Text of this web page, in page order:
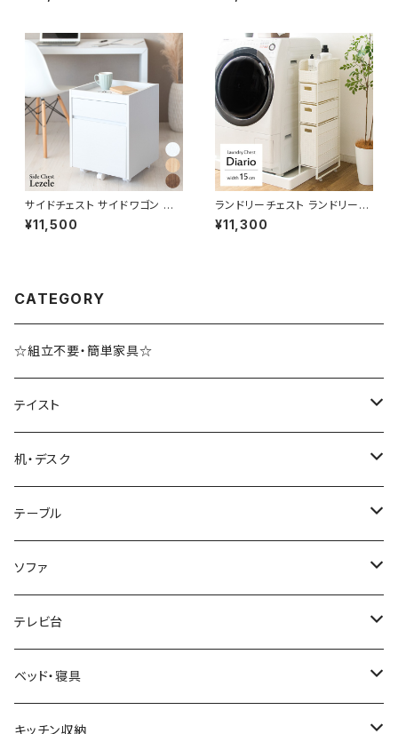
サイドチェスト サイドワゴン デ
スクチェスト デスクワゴン オフ
ィス収納 サイドキャビネット 新
¥11,500
ランドリーチェスト ランドリーワ
ゴン 幅15 奥行30 高さ83 完成
品 新生活 一人暮らし ランドリ
¥11,300
CATEGORY
☆組立不要・簡単家具☆
テイスト
ブルックリンスタイル
ホテルライク風インテリア
韓国インテリア
和風/和モダン
ミッドセンチュリー
西海岸風
机・デスク
パソコンデスク・ワークデスク
学習机・勉強机
収納付きデスク
折りたたみデスク
サイズ
テーブル
サイズ
幅100cm以下
幅101～120cm
ローテーブル・リビングテーブル
サイドテーブル・ナイトテーブル
カウンターテーブル
ソファ
サイズ
幅90cm以下
幅91～120cm
1人掛けソファ
2人掛けソファ
テレビ台
サイズ
幅90cm以下
ロータイプテレビ台・ローボード
ベッド・寝具
サイズ
キッチン収納